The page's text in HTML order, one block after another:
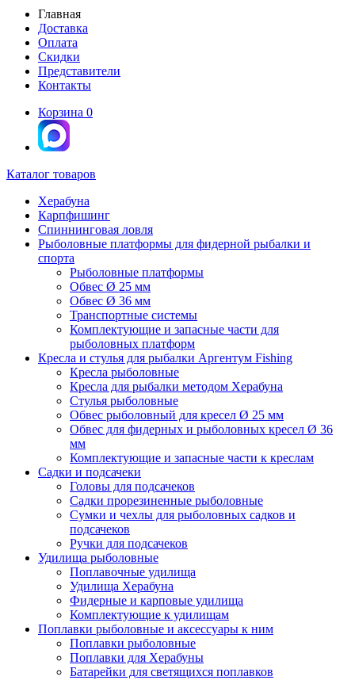
Главная
Доставка
Оплата
Скидки
Представители
Контакты
Корзина 0
Каталог товаров
Херабуна
Карпфишинг
Спиннинговая ловля
Рыболовные платформы для фидерной рыбалки и
спорта
Рыболовные платформы
Обвес Ø 25 мм
Обвес Ø 36 мм
Транспортные системы
Комплектующие и запасные части для
рыболовных платформ
Кресла и стулья для рыбалки Аргентум Fishing
Кресла рыболовные
Кресла для рыбалки методом Херабуна
Стулья рыболовные
Обвес рыболовный для кресел Ø 25 мм
Обвес для фидерных и рыболовных кресел Ø 36
мм
Комплектующие и запасные части к креслам
Садки и подсачеки
Головы для подсачеков
Садки прорезиненные рыболовные
Сумки и чехлы для рыболовных садков и
подсачеков
Ручки для подсачеков
Удилища рыболовные
Поплавочные удилища
Удилища Херабуна
Фидерные и карповые удилища
Комплектующие к удилищам
Поплавки рыболовные и аксессуары к ним
Поплавки рыболовные
Поплавки для Херабуны
Батарейки для светящихся поплавков